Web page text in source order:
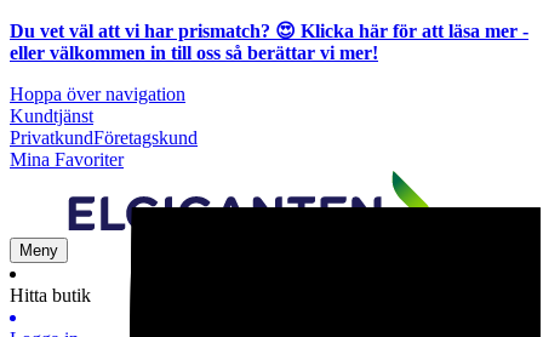
Du vet väl att vi har prismatch? 😍 Klicka här för att läsa mer -
eller välkommen in till oss så berättar vi mer!
Hoppa över navigation
Kundtjänst
PrivatkundFöretagskund
Mina Favoriter
Meny
Hitta butik